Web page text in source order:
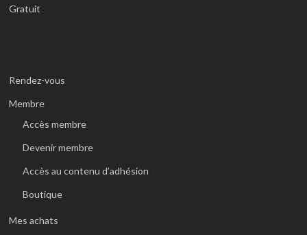
Gratuit
Rendez-vous
Membre
Accès membre
Devenir membre
Accès au contenu d’adhésion
Boutique
Mes achats